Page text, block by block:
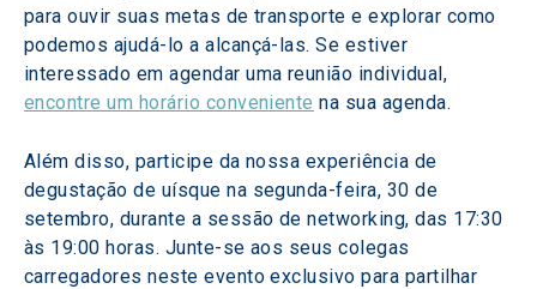
para ouvir suas metas de transporte e explorar como
podemos ajudá-lo a alcançá-las. Se estiver
interessado em agendar uma reunião individual,
encontre um horário conveniente na sua agenda.
Além disso, participe da nossa experiência de
degustação de uísque na segunda-feira, 30 de
setembro, durante a sessão de networking, das 17:30
às 19:00 horas. Junte-se aos seus colegas
carregadores neste evento exclusivo para partilhar